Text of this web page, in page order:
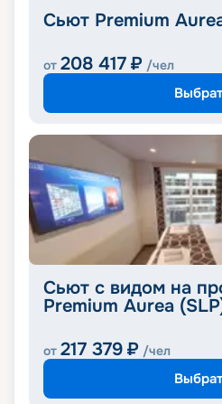
Сьют Premium
от 208 417 ₽ /чел
Сьют с видом на
Premium Aurea
от 217 379 ₽ /чел